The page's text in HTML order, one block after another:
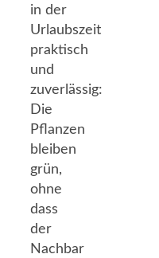
in der
Urlaubszeit
praktisch
und
zuverlässig:
Die
Pflanzen
bleiben
grün,
ohne
dass
der
Nachbar